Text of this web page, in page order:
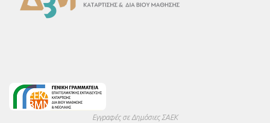
Εγγραφές σε Δημόσιες ΣΑΕΚ